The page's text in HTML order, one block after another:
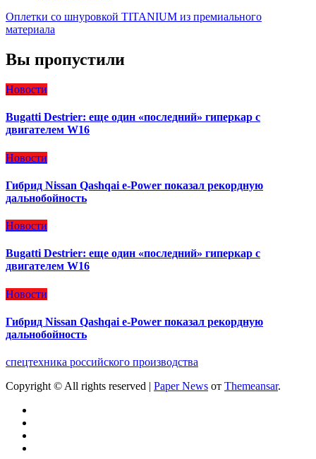
Оплетки со шнуровкой TITANIUM из премиального
материала
Вы пропустили
Новости
Bugatti Destrier: еще один «последний» гиперкар с
двигателем W16
Новости
Гибрид Nissan Qashqai e-Power показал рекордную
дальнобойность
Новости
Bugatti Destrier: еще один «последний» гиперкар с
двигателем W16
Новости
Гибрид Nissan Qashqai e-Power показал рекордную
дальнобойность
спецтехника российского производства
Copyright © All rights reserved | Paper News от Themeansar.